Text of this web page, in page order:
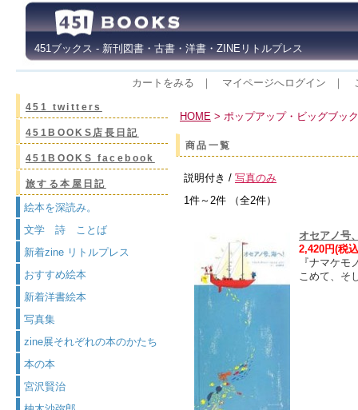
451ブックス - 新刊図書・古書・洋書・ZINEリトルプレス
カートをみる ｜ マイページへログイン ｜
451 twitters
451BOOKS店長日記
451BOOKS facebook
旅する本屋日記
絵本を深読み。
文学 詩 ことば
新着zine リトルプレス
おすすめ絵本
新着洋書絵本
写真集
zine展それぞれの本のかたち
本の本
宮沢賢治
HOME > ポップアップ・ビッグブック
商品一覧
説明付き / 写真のみ
1件～2件 （全2件）
オセアノ号
2,420円(税
『ナマケ
こめて、そ